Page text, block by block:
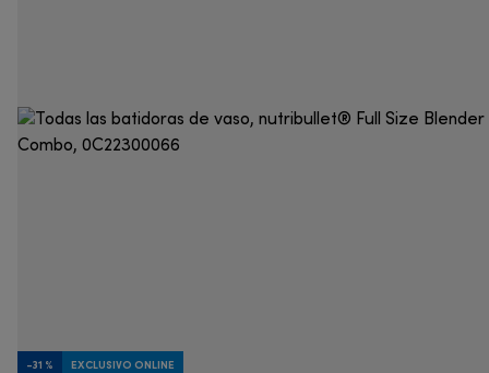
-31 % EXCLUSIVO ONLINE